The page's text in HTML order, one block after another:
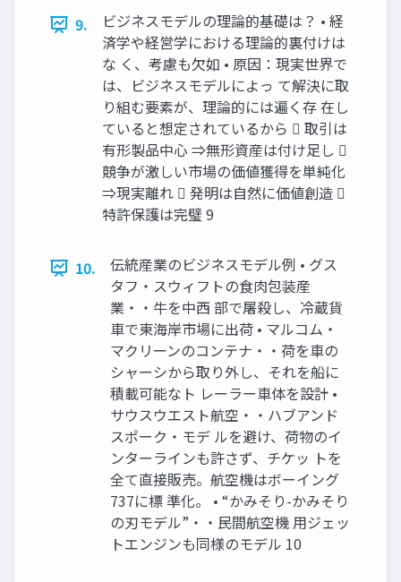
9.
ビジネスモデルの理論的基礎は？ • 経
済学や経営学における理論的裏付けは
な く、考慮も欠如 • 原因：現実世界で
は、ビジネスモデルによっ て解決に取
り組む要素が、理論的には遍く存 在し
ていると想定されているから  取引は
有形製品中心 ⇒無形資産は付け足し 
競争が激しい市場の価値獲得を単純化
⇒現実離れ  発明は自然に価値創造 
特許保護は完璧 9
10.
伝統産業のビジネスモデル例 • グス
タフ・スウィフトの食肉包装産
業・・牛を中西 部で屠殺し、冷蔵貨
車で東海岸市場に出荷 • マルコム・
マクリーンのコンテナ・・荷を車の
シャーシから取り外し、それを船に
積載可能なト レーラー車体を設計 •
サウスウエスト航空・・ハブアンド
スポーク・モデ ルを避け、荷物のイ
ンターラインも許さず、チケッ トを
全て直接販売。航空機はボーイング
737に標 準化。 • “かみそり-かみそり
の刃モデル”・・民間航空機 用ジェッ
トエンジンも同様のモデル 10